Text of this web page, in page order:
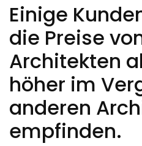
Einige
die Preise
Architekten
höher im
anderen
empfinden.